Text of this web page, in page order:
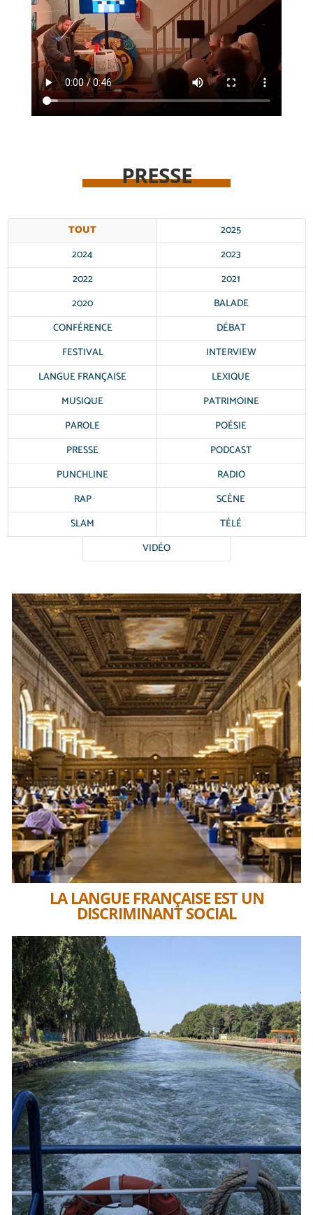
PRESSE
TOUT
2025
2024
2023
2022
2021
2020
BALADE
CONFÉRENCE
DÉBAT
FESTIVAL
INTERVIEW
LANGUE FRANÇAISE
LEXIQUE
MUSIQUE
PATRIMOINE
PAROLE
POÉSIE
PRESSE
PODCAST
PUNCHLINE
RADIO
RAP
SCÈNE
SLAM
TÉLÉ
VIDÉO
LA LANGUE FRANÇAISE EST UN
DISCRIMINANT SOCIAL